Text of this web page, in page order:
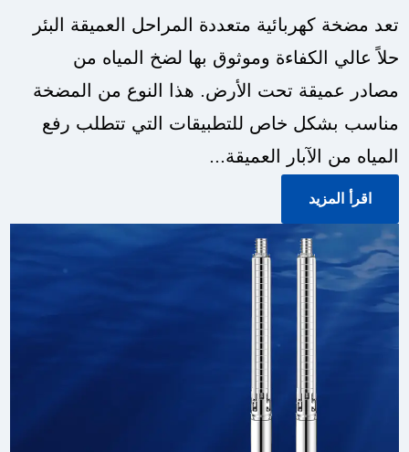
تعد مضخة كهربائية متعددة المراحل العميقة البئر
حلاً عالي الكفاءة وموثوق بها لضخ المياه من
مصادر عميقة تحت الأرض. هذا النوع من المضخة
مناسب بشكل خاص للتطبيقات التي تتطلب رفع
المياه من الآبار العميقة...
اقرأ المزيد